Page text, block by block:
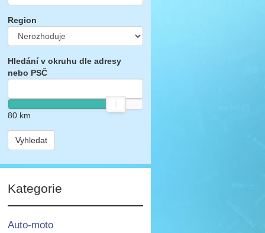
Region
Hledání v okruhu dle adresy
nebo PSČ
80km
Vyhledat
Kategorie
Auto-moto